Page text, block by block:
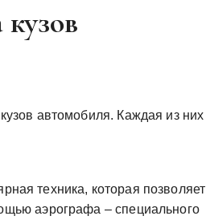
автомобиля. Каждая из них
техника, которая позволяет
аэрографа – специального